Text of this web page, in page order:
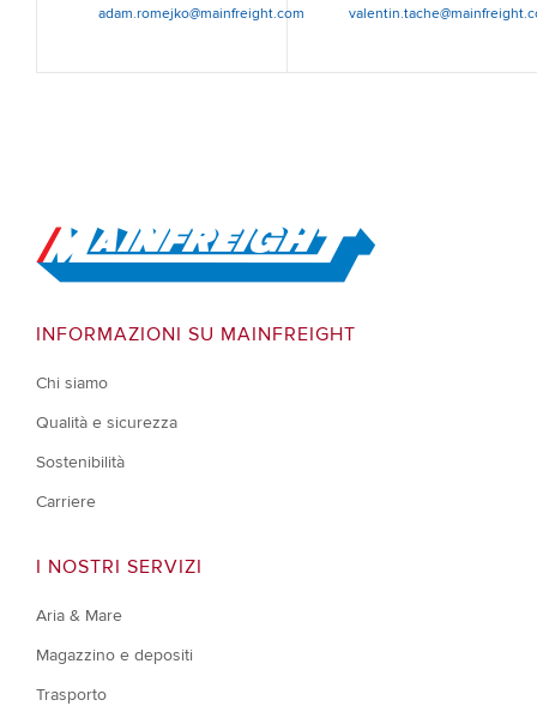
adam.romejko@mainfreight.com
Go to Home
INFORMAZIONI SU MAINFREIGHT
Chi siamo
Qualità e sicurezza
Sostenibilità
Carriere
I NOSTRI SERVIZI
Aria & Mare
Magazzino e depositi
Trasporto